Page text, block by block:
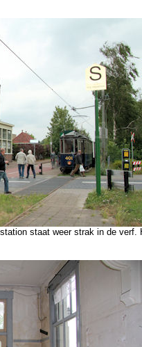
staat weer strak in de verf.